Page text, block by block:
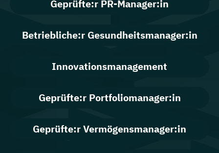
Geprüfte:r PR-Manager:in
Betriebliche:r Gesundheitsmanager:in
Innovationsmanagement
Geprüfte:r Portfoliomanager:in
Geprüfte:r Vermögensmanager:in